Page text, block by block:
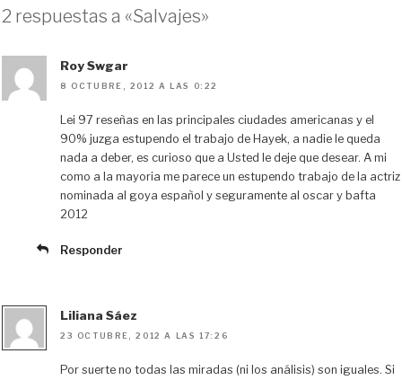
2 respuestas a «Salvajes»
Roy Swgar
8 OCTUBRE, 2012 A LAS 0:22
Lei 97 reseñas en las principales ciudades americanas y el
90% juzga estupendo el trabajo de Hayek, a nadie le queda
nada a deber, es curioso que a Usted le deje que desear. A mi
como a la mayoria me parece un estupendo trabajo de la actriz
nominada al goya español y seguramente al oscar y bafta
2012
Responder
Liliana Sáez
23 OCTUBRE, 2012 A LAS 17:26
Por suerte no todas las miradas (ni los análisis) son iguales. Si